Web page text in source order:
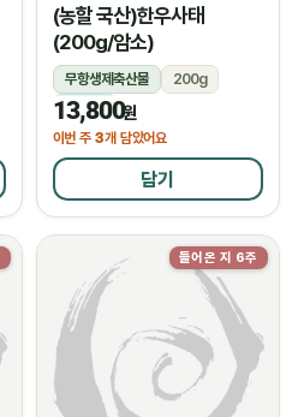
(농할 국산)한우사태
(200g/암소)
무항생제축산물
200g
냉장
13,800원
이번 주 3개 담았어요
담기
들어온 지 6주